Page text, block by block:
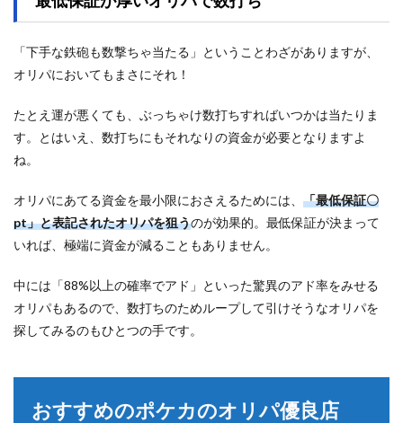
「下手な鉄砲も数撃ちゃ当たる」ということわざがありますが、
オリパにおいてもまさにそれ！
たとえ運が悪くても、ぶっちゃけ数打ちすればいつかは当たりま
す。とはいえ、数打ちにもそれなりの資金が必要となりますよ
ね。
オリパにあてる資金を最小限におさえるためには、 「最低保証〇
pt」と表記されたオリパを狙うのが効果的。最低保証が決まって
いれば、極端に資金が減ることもありません。
中には「88%以上の確率でアド」といった驚異のアド率をみせる
オリパもあるので、数打ちのためループして引けそうなオリパを
探してみるのもひとつの手です。
おすすめのポケカのオリパ優良店